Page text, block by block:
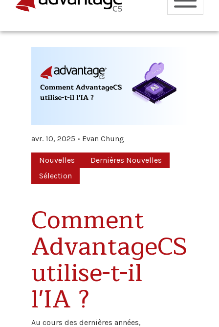
avr. 10, 2025 Evan Chung
Nouvelles
Dernières Nouvelles
Sélection
Comment
AdvantageCS
utilise-t-il
l'IA ?
Au cours des dernières années,